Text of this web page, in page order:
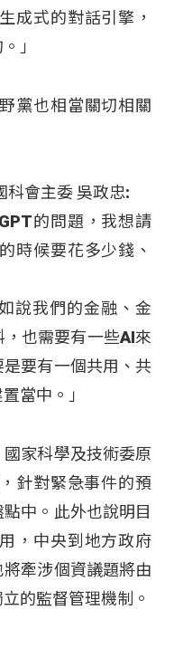
成式的對話引擎，
」
黨也相當關切相關
科會主委 吳政忠:
的問題，我想請
時候要花多少錢、
說我們的金融、金
也需要有一些AI來
要有一個共用、共
當中。」
家科學及技術委原
針對緊急事件的預
中。此外也說明目
，中央到地方政府
牽涉個資議題將由
的監督管理機制。